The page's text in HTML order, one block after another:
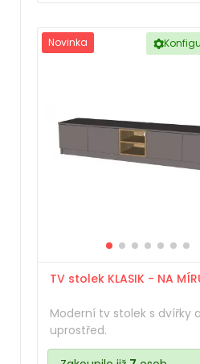
Novinka
TV stolek KLASIK - NA
Moderní tv stolek s dvířky
uprostřed.